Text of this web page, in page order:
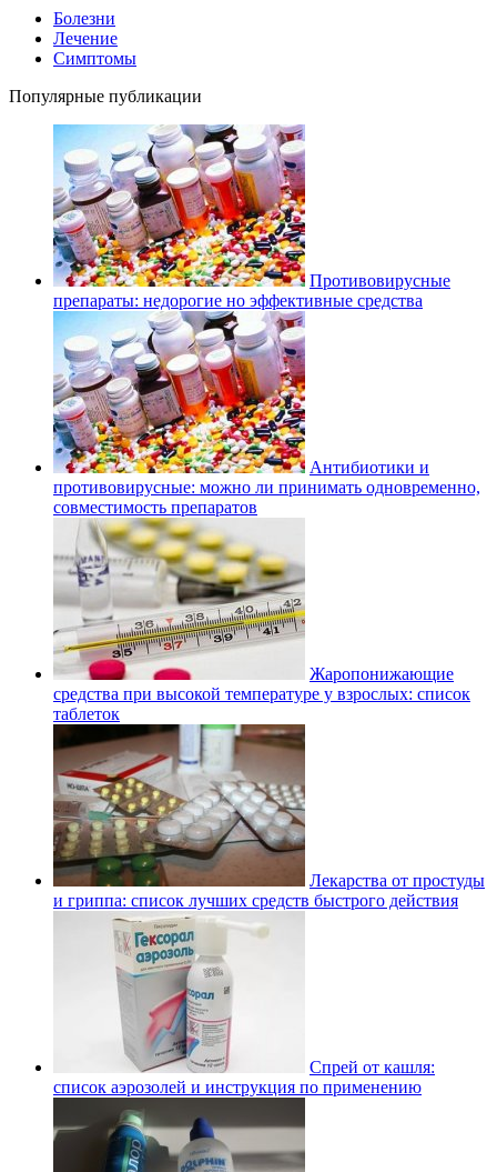
Болезни
Лечение
Симптомы
Популярные публикации
Противовирусные
препараты: недорогие но эффективные средства
Антибиотики и
противовирусные: можно ли принимать одновременно,
совместимость препаратов
Жаропонижающие
средства при высокой температуре у взрослых: список
таблеток
Лекарства от простуды
и гриппа: список лучших средств быстрого действия
Спрей от кашля:
список аэрозолей и инструкция по применению